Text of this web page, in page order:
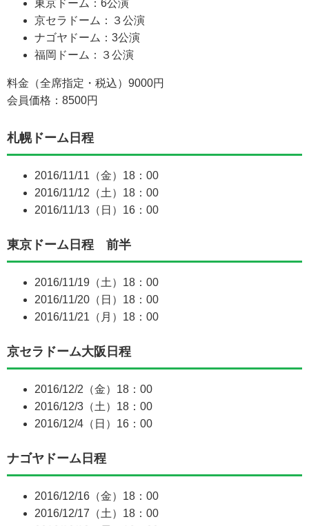
東京ドーム：6公演
京セラドーム：３公演
ナゴヤドーム：3公演
福岡ドーム：３公演
料金（全席指定・税込）9000円
会員価格：8500円
札幌ドーム日程
2016/11/11（金）18：00
2016/11/12（土）18：00
2016/11/13（日）16：00
東京ドーム日程 前半
2016/11/19（土）18：00
2016/11/20（日）18：00
2016/11/21（月）18：00
京セラドーム大阪日程
2016/12/2（金）18：00
2016/12/3（土）18：00
2016/12/4（日）16：00
ナゴヤドーム日程
2016/12/16（金）18：00
2016/12/17（土）18：00